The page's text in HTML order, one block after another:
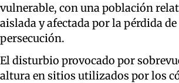
vulnerable, con una población
aislada y afectada por la pérdida
persecución.
El disturbio provocado por
altura en sitios utilizados por los